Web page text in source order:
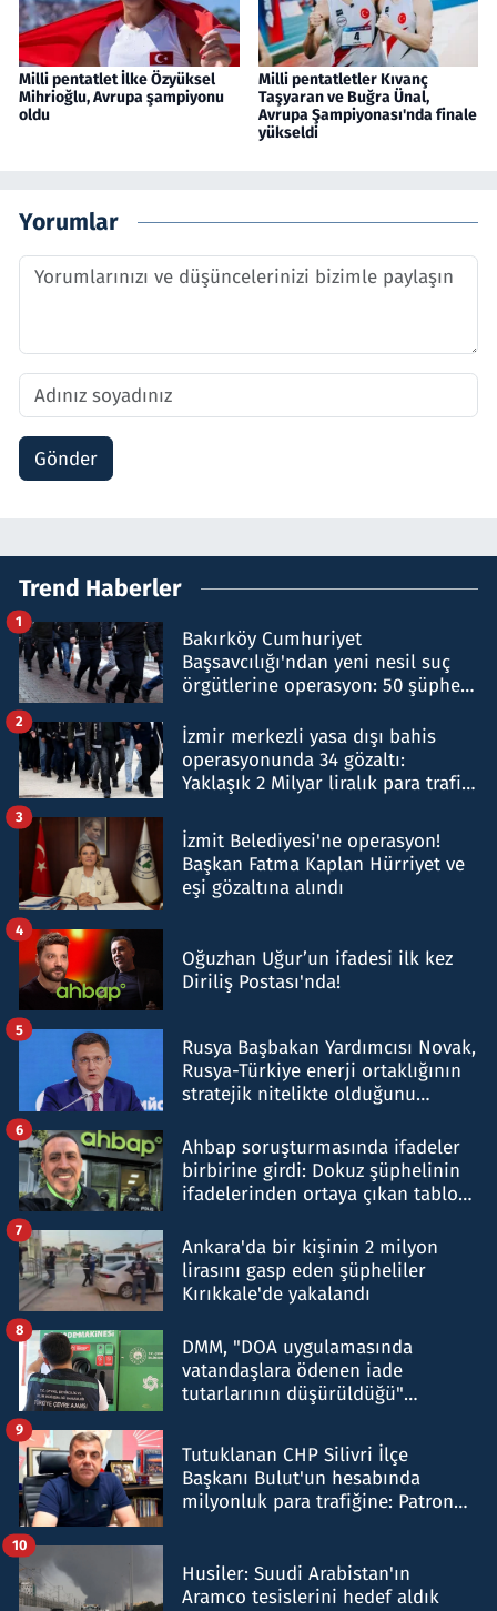
Milli pentatlet İlke Özyüksel
Mihrioğlu, Avrupa şampiyonu
oldu
Milli pentatletler Kıvanç
Taşyaran ve Buğra Ünal,
Avrupa Şampiyonası'nda finale
yükseldi
Yorumlar
Gönder
Trend Haberler
Bakırköy Cumhuriyet
Başsavcılığı'ndan yeni nesil suç
örgütlerine operasyon: 50 şüpheli
1
İzmir merkezli yasa dışı bahis
operasyonunda 34 gözaltı:
Yaklaşık 2 Milyar liralık para trafiği
2
İzmit Belediyesi'ne operasyon!
Başkan Fatma Kaplan Hürriyet ve
eşi gözaltına alındı
3
Oğuzhan Uğur’un ifadesi ilk kez
Diriliş Postası'nda!
4
Rusya Başbakan Yardımcısı Novak,
Rusya-Türkiye enerji ortaklığının
stratejik nitelikte olduğunu
5
Ahbap soruşturmasında ifadeler
birbirine girdi: Dokuz şüphelinin
ifadelerinden ortaya çıkan tablo
6
Ankara'da bir kişinin 2 milyon
lirasını gasp eden şüpheliler
Kırıkkale'de yakalandı
7
DMM, "DOA uygulamasında
vatandaşlara ödenen iade
tutarlarının düşürüldüğü"
8
Tutuklanan CHP Silivri İlçe
Başkanı Bulut'un hesabında
milyonluk para trafiğine: Patron
9
Husiler: Suudi Arabistan'ın
Aramco tesislerini hedef aldık
10